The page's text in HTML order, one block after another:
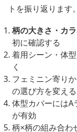
トを振り返ります。
柄の大きさ・カ
初に確認する
着用シーン・体
く
フェミニン寄り
の選び方を変える
体型カバーにはA
が有効
柄×柄の組み合わ